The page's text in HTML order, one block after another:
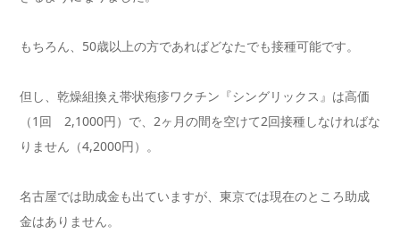
もちろん、50歳以上の方であればどなたでも接種可能です。
但し、乾燥組換え帯状疱疹ワクチン『シングリックス』は高価
（1回 2,1000円）で、2ヶ月の間を空けて2回接種しなければな
りません（4,2000円）。
名古屋では助成金も出ていますが、東京では現在のところ助成
金はありません。